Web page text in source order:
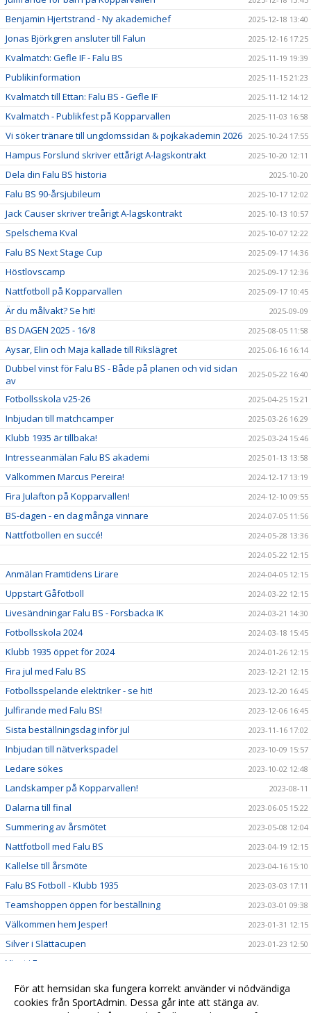
Benjamin Hjertstrand - Ny akademichef 2025-12-18 13:40
Jonas Björkgren ansluter till Falun 2025-12-16 17:25
Kvalmatch: Gefle IF - Falu BS 2025-11-19 19:39
Publikinformation 2025-11-15 21:23
Kvalmatch till Ettan: Falu BS - Gefle IF 2025-11-12 14:12
Kvalmatch - Publikfest på Kopparvallen 2025-11-03 16:58
Vi söker tränare till ungdomssidan & pojkakademin 2026 2025-10-24 17:55
Hampus Forslund skriver ettårigt A-lagskontrakt 2025-10-20 12:11
Dela din Falu BS historia 2025-10-20
Falu BS 90-årsjubileum 2025-10-17 12:02
Jack Causer skriver treårigt A-lagskontrakt 2025-10-13 10:57
Spelschema Kval 2025-10-07 12:22
Falu BS Next Stage Cup 2025-09-17 14:36
Höstlovscamp 2025-09-17 12:36
Nattfotboll på Kopparvallen 2025-09-17 10:45
Är du målvakt? Se hit! 2025-09-09
BS DAGEN 2025 - 16/8 2025-08-05 11:58
Aysar, Elin och Maja kallade till Rikslägret 2025-06-16 16:14
Dubbel vinst för Falu BS - Både på planen och vid sidan
av
2025-05-22 16:40
Fotbollsskola v25-26 2025-04-25 15:21
Inbjudan till matchcamper 2025-03-26 16:29
Klubb 1935 är tillbaka! 2025-03-24 15:46
Intresseanmälan Falu BS akademi 2025-01-13 13:58
Välkommen Marcus Pereira! 2024-12-17 13:19
Fira Julafton på Kopparvallen! 2024-12-10 09:55
BS-dagen - en dag många vinnare 2024-07-05 11:56
Nattfotbollen en succé!
2024-05-28 13:36
2024-05-22 12:15
Anmälan Framtidens Lirare 2024-04-05 12:15
Uppstart Gåfotboll 2024-03-22 12:15
Livesändningar Falu BS - Forsbacka IK 2024-03-21 14:30
Fotbollsskola 2024 2024-03-18 15:45
Klubb 1935 öppet för 2024 2024-01-26 12:15
Fira jul med Falu BS 2023-12-21 12:15
Fotbollsspelande elektriker - se hit! 2023-12-20 16:45
Julfirande med Falu BS! 2023-12-06 16:45
Sista beställningsdag inför jul 2023-11-16 17:02
Inbjudan till nätverkspadel 2023-10-09 15:57
Ledare sökes 2023-10-02 12:48
Landskamper på Kopparvallen! 2023-08-11
Dalarna till final 2023-06-05 15:22
Summering av årsmötet 2023-05-08 12:04
Nattfotboll med Falu BS 2023-04-19 12:15
Kallelse till årsmöte 2023-04-16 15:10
Falu BS Fotboll - Klubb 1935 2023-03-03 17:11
Teamshoppen öppen för beställning 2023-03-01 09:38
Välkommen hem Jesper! 2023-01-31 12:15
Silver i Slättacupen 2023-01-23 12:50
Vinst i Forssacupen
Nätverksträffar 2023 2022-12-27 16:50
Väkommen Besnik! 2022-12-22 16:51
För att hemsidan ska fungera korrekt använder vi nödvändiga
cookies från SportAdmin. Dessa går inte att stänga av.